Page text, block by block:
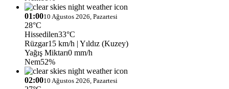
01:0010 Ağustos 2026, Pazartesi
28°C
Hissedilen33°C
Rüzgar15 km/h | Yıldız (Kuzey)
Yağış Miktarı0 mm/h
Nem52%
02:0010 Ağustos 2026, Pazartesi